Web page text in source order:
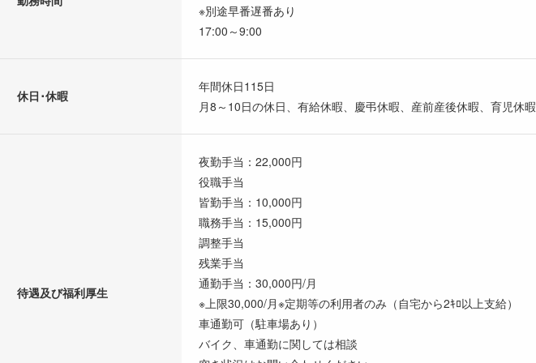
※別途早番遅番あり
17:00～9:00
休日･休暇
年間休日115日
月8～10日の休日、有給休暇、慶弔休暇、産前産後休暇、育児休暇
待遇及び福利厚生
夜勤手当：22,000円
役職手当
皆勤手当：10,000円
職務手当：15,000円
調整手当
残業手当
通勤手当：30,000円/月
※上限30,000/月※定期等の利用者のみ（自宅から2ｷﾛ以上支給）
車通勤可（駐車場あり）
バイク、車通勤に関しては相談